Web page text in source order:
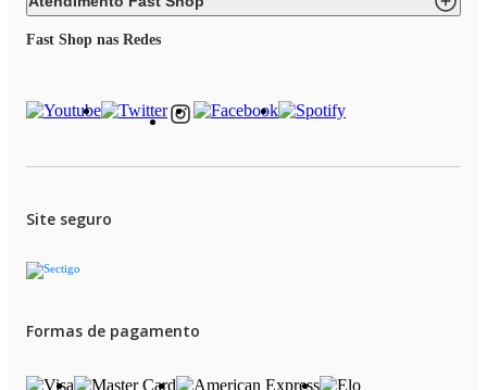
Fast Shop nas Redes
Site seguro
Formas de pagamento